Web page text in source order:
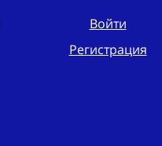
Войти
Регистрация